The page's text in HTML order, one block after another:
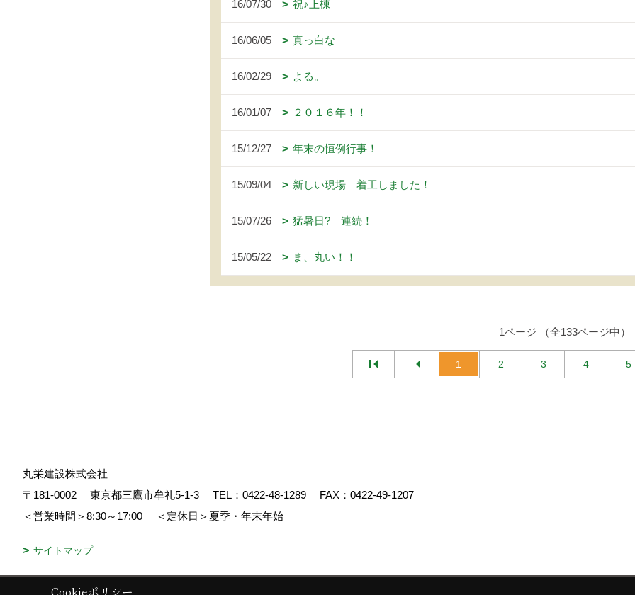
16/07/30 祝♪上棟
16/06/05 真っ白な
16/02/29 よる。
16/01/07 ２０１６年！！
15/12/27 年末の恒例行事！
15/09/04 新しい現場 着工しました！
15/07/26 猛暑日? 連続！
15/05/22 ま、丸い！！
1ページ （全133ページ中）
1 2 3 4 5
丸栄建設株式会社
〒181-0002
東京都三鷹市牟礼5-1-3 TEL： 0422-48-1289
FAX：0422-49-1207
＜営業時間＞8:30～17:00
＜定休日＞夏季・年末年始
サイトマップ
Copyright (c) 丸栄建設. All Rights Reserved.
Cookieポリシー